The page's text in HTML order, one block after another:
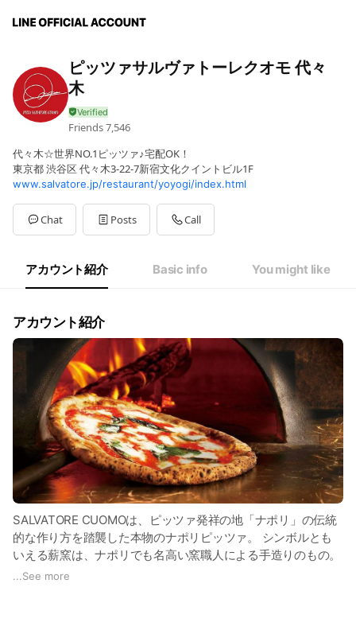
ピッツァサルヴァトーレクオモ 代々
木
Friends7,546
代々木☆世界NO.1ピッツァ♪宅配OK！
東京都 渋谷区 代々木3-22-7新宿文化クイントビル1F
www.salvatore.jp/restaurant/yoyogi/index.html
Chat Posts Call
アカウント紹介 Basic info You might like
アカウント紹介
SALVATORE CUOMOは、ピッツァ発祥の地「ナポリ」の伝統
的な作り方を踏襲した本物のナポリピッツァ。 シンボルとも
いえる薪窯は、ナポリでも名高い窯職人による手造りのもの。
（一部店舗を除く）
...See more